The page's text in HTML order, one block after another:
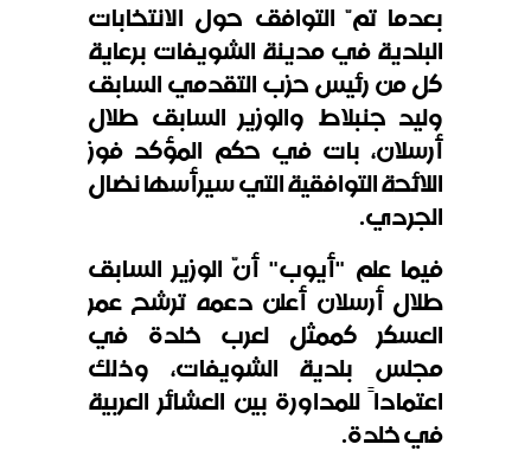
بعدما تمّ التوافق حول الانتخابات
البلدية في مدينة الشويفات برعاية
كل من رئيس حزب التقدمي السابق
وليد جنبلاط والوزير السابق طلال
أرسلان، بات في حكم المؤكد فوز
اللائحة التوافقية التي سيرأسها نضال
الجردي.
فيما علم "أيوب" أنّ الوزير السابق
طلال أرسلان أعلن دعمه ترشح عمر
العسكر كممثل لعرب خلدة في
مجلس بلدية الشويفات، وذلك
اعتماداً للمداورة بين العشائر العربية
في خلدة.